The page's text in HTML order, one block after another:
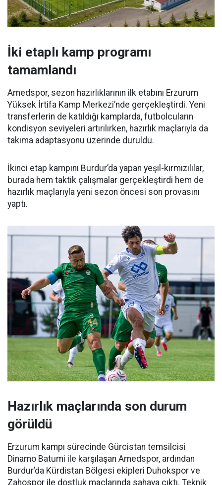
İki etaplı kamp programı
tamamlandı
Amedspor, sezon hazırlıklarının ilk etabını Erzurum
Yüksek İrtifa Kamp Merkezi’nde gerçekleştirdi. Yeni
transferlerin de katıldığı kamplarda, futbolcuların
kondisyon seviyeleri artırılırken, hazırlık maçlarıyla da
takıma adaptasyonu üzerinde duruldu.
İkinci etap kampını Burdur’da yapan yeşil-kırmızılılar,
burada hem taktik çalışmalar gerçekleştirdi hem de
hazırlık maçlarıyla yeni sezon öncesi son provasını
yaptı.
Hazırlık maçlarında son durum
görüldü
Erzurum kampı sürecinde Gürcistan temsilcisi
Dinamo Batumi ile karşılaşan Amedspor, ardından
Burdur’da Kürdistan Bölgesi ekipleri Duhokspor ve
Zahospor ile dostluk maçlarında sahaya çıktı. Teknik